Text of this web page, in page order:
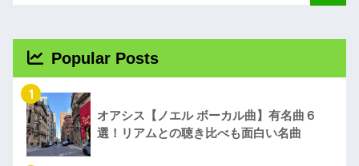
Popular Posts
1
オアシス【ノエル ボーカル曲】有名曲６
選！リアムとの聴き比べも面白い名曲